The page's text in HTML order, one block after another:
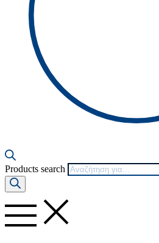
Products search